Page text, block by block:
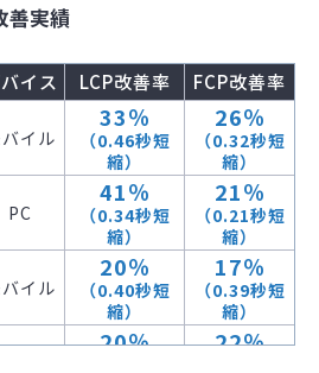
善実績
イス LCP改善率 FCP改善率
イル
33％
（0.46秒短
縮）
26％
（0.32秒短
縮）
PC
41％
（0.34秒短
縮）
21％
（0.21秒短
縮）
イル
20％
（0.40秒短
縮）
17％
（0.39秒短
縮）
20％ 22％